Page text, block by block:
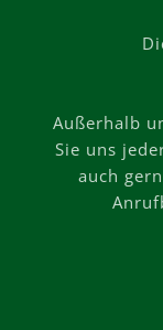
Außerhalb
Sie uns
auch